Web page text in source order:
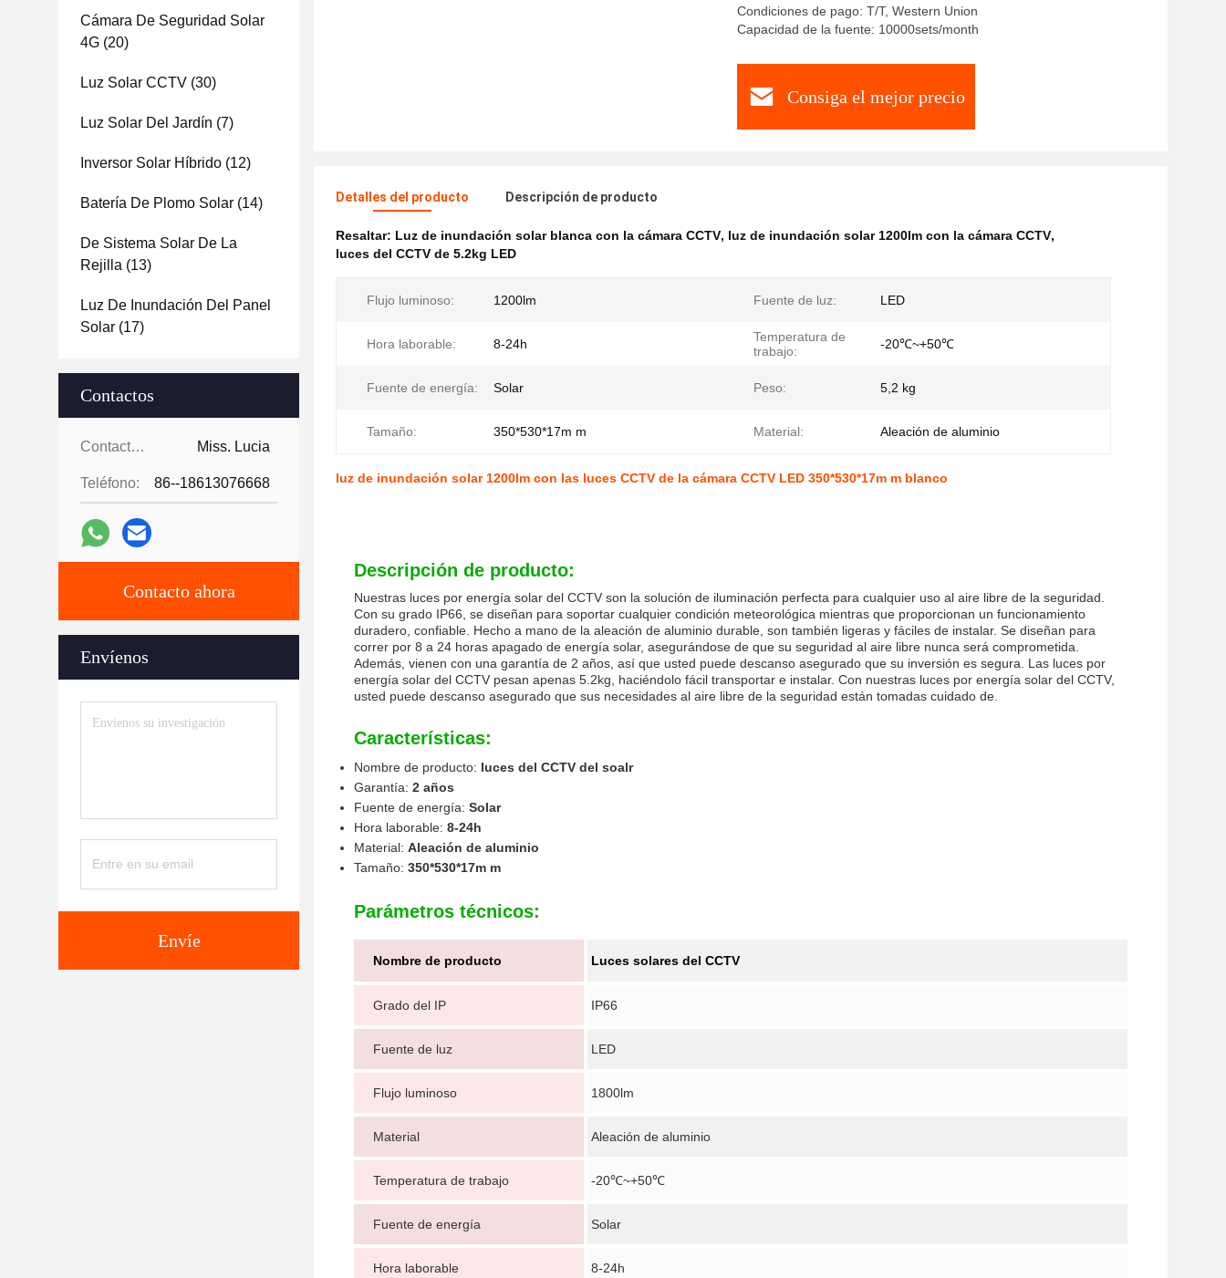
¡Te llamaremos pronto!
Cámara De Seguridad Solar
4G (20)
Luz Solar CCTV (30)
Luz Solar Del Jardín (7)
Inversor Solar Híbrido (12)
Batería De Plomo Solar (14)
De Sistema Solar De La
Rejilla (13)
Luz De Inundación Del Panel
Solar (17)
Contactos
Contactos: Miss. Lucia
Teléfono: 86--18613076668
Contacto ahora
Envíenos
Envíe
Condiciones de pago: T/T, Western Union
Capacidad de la fuente: 10000sets/month
Consiga el mejor precio
Detalles del producto Descripción de producto
Resaltar: Luz de inundación solar blanca con la cámara CCTV, luz de inundación solar 1200lm con la cámara CCTV,
luces del CCTV de 5.2kg LED
Flujo luminoso: 1200lm Fuente de luz: LED
Hora laborable: 8-24h
Temperatura de
trabajo:
-20℃~+50℃
Fuente de energía: Solar Peso: 5,2 kg
Tamaño: 350*530*17m m Material: Aleación de aluminio
luz de inundación solar 1200lm con las luces CCTV de la cámara CCTV LED 350*530*17m m blanco
Descripción de producto:
Nuestras luces por energía solar del CCTV son la solución de iluminación perfecta para cualquier uso al aire libre de la seguridad.
Con su grado IP66, se diseñan para soportar cualquier condición meteorológica mientras que proporcionan un funcionamiento
duradero, confiable. Hecho a mano de la aleación de aluminio durable, son también ligeras y fáciles de instalar. Se diseñan para
correr por 8 a 24 horas apagado de energía solar, asegurándose de que su seguridad al aire libre nunca será comprometida.
Además, vienen con una garantía de 2 años, así que usted puede descanso asegurado que su inversión es segura. Las luces por
energía solar del CCTV pesan apenas 5.2kg, haciéndolo fácil transportar e instalar. Con nuestras luces por energía solar del CCTV,
usted puede descanso asegurado que sus necesidades al aire libre de la seguridad están tomadas cuidado de.
Características:
Nombre de producto: luces del CCTV del soalr
Garantía: 2 años
Fuente de energía: Solar
Hora laborable: 8-24h
Material: Aleación de aluminio
Tamaño: 350*530*17m m
Parámetros técnicos:
Nombre de producto Luces solares del CCTV
Grado del IP IP66
Fuente de luz LED
Flujo luminoso 1800lm
Material Aleación de aluminio
Temperatura de trabajo -20℃~+50℃
Fuente de energía Solar
Hora laborable 8-24h